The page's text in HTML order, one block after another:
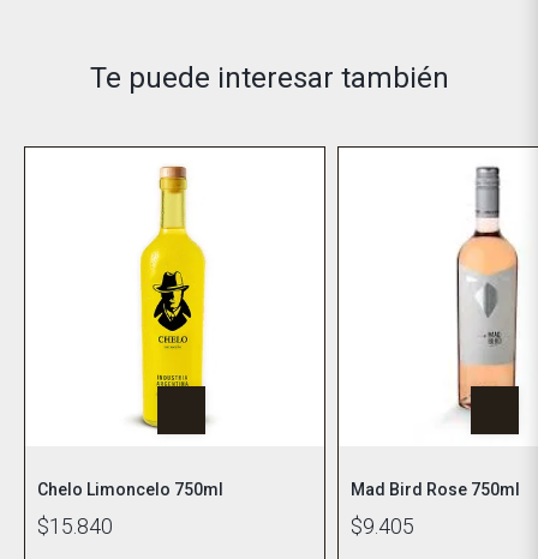
Te puede interesar también
Chelo Limoncelo 750ml
$15.840
Mad Bird Rose 750ml
$9.405